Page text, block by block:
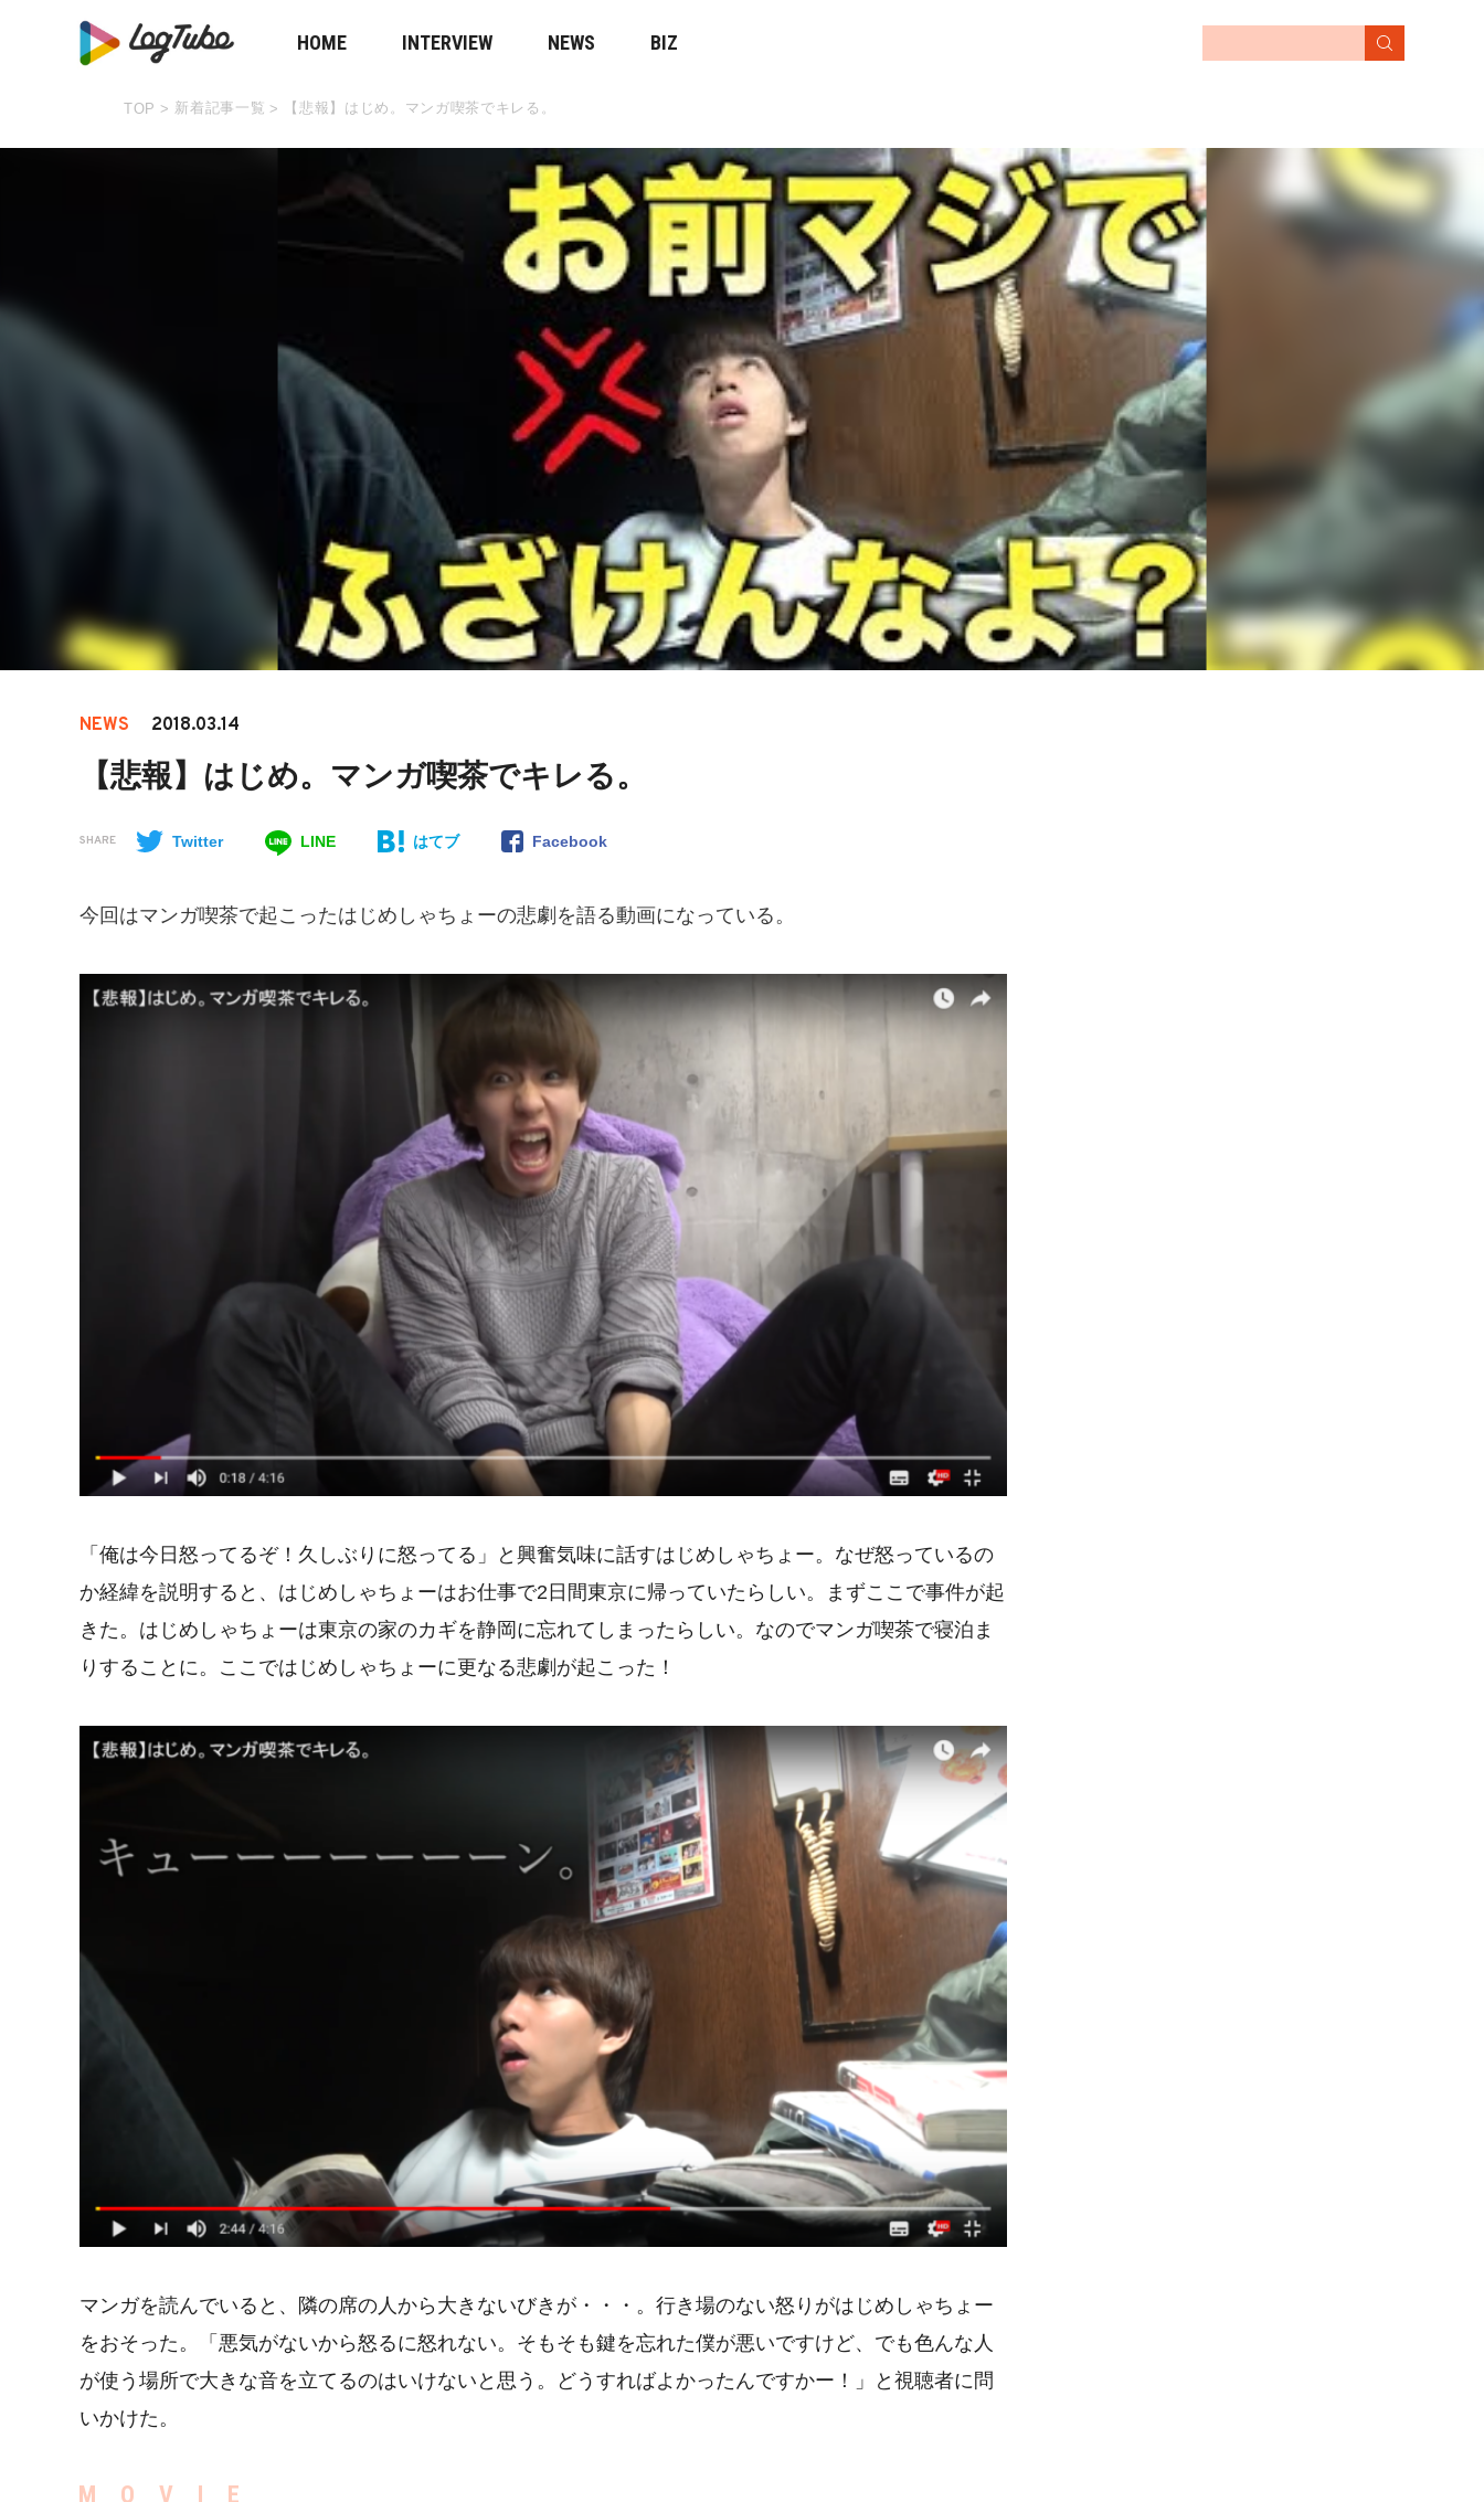
HOME INTERVIEW NEWS BIZ
TOP > 新着記事一覧 > 【悲報】はじめ。マンガ喫茶でキレる。
NEWS 2018.03.14
【悲報】はじめ。マンガ喫茶でキレる。
SHARE Twitter LINE はてブ Facebook
今回はマンガ喫茶で起こったはじめしゃちょーの悲劇を語る動画になっている。
「俺は今日怒ってるぞ！久しぶりに怒ってる」と興奮気味に話すはじめしゃちょー。なぜ怒っているの
か経緯を説明すると、はじめしゃちょーはお仕事で2日間東京に帰っていたらしい。まずここで事件が起
きた。はじめしゃちょーは東京の家のカギを静岡に忘れてしまったらしい。なのでマンガ喫茶で寝泊ま
りすることに。ここではじめしゃちょーに更なる悲劇が起こった！
マンガを読んでいると、隣の席の人から大きないびきが・・・。行き場のない怒りがはじめしゃちょー
をおそった。「悪気がないから怒るに怒れない。そもそも鍵を忘れた僕が悪いですけど、でも色んな人
が使う場所で大きな音を立てるのはいけないと思う。どうすればよかったんですかー！」と視聴者に問
いかけた。